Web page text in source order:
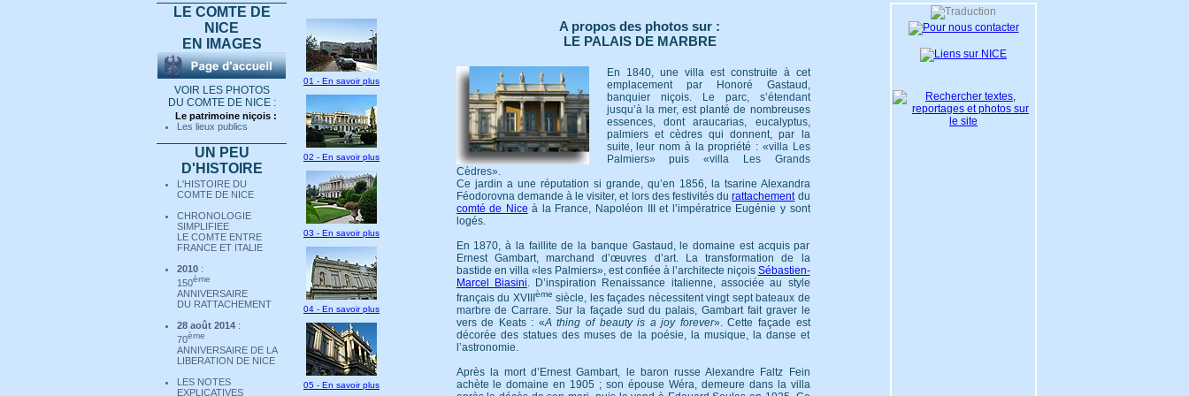
LE COMTE DE
NICE
EN IMAGES
VOIR LES PHOTOS
DU COMTE DE NICE :
Le patrimoine niçois :
Les lieux publics
UN PEU
D'HISTOIRE
L'HISTOIRE DU
COMTE DE NICE
CHRONOLOGIE
SIMPLIFIEE
LE COMTE ENTRE
FRANCE ET ITALIE
2010 :
150ème
ANNIVERSAIRE
DU RATTACHEMENT
28 août 2014 :
70ème
ANNIVERSAIRE DE LA
LIBERATION DE NICE
LES NOTES
EXPLICATIVES
01 - En savoir plus
02 - En savoir plus
03 - En savoir plus
04 - En savoir plus
05 - En savoir plus
A propos des photos sur :
LE PALAIS DE MARBRE
En 1840, une villa est construite à cet
emplacement par Honoré Gastaud,
banquier niçois.
Le parc, s’étendant
jusqu’à la mer, est planté de nombreuses
essences, dont araucarias, eucalyptus,
palmiers et cèdres qui donnent, par la
suite, leur nom à la propriété : «villa Les
Palmiers» puis «villa Les Grands
Cèdres».
Ce jardin a une réputation si grande, qu’en 1856, la tsarine Alexandra
Féodorovna demande à le visiter, et lors des festivités durattachementdu
comté de Nice à la France, Napoléon III et l’impératrice Eugénie y sont
logés.
En 1870, à la faillite de la banque Gastaud, le domaine est acquis par
Ernest Gambart, marchand d’œuvres d’art. La transformation de la
bastide en villa «les Palmiers», est confiée à l’architecte niçois Sébastien-
Marcel Biasini. D’inspiration Renaissance italienne, associée au style
français du XVIIIème siècle, les façades nécessitentvingt sept bateaux de
marbre de Carrare. Sur la façade sud du palais, Gambart fait graver le
vers de Keats : «A thing of beauty is a joy forever». Cette façade est
décorée des statues des muses de la poésie, la musique, la danse et
l’astronomie.
Après la mort d’Ernest Gambart, le baron russe Alexandre Faltz Fein
achète le domaine en 1905 ; son épouse Wéra, demeure dans la villa